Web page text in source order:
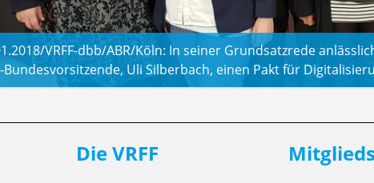
VRFF-dbb/ABR/Köln: In seiner Grundsatzrede
Bundesvorsitzende, Uli Silberbach, einen Pakt für
Die VRFF